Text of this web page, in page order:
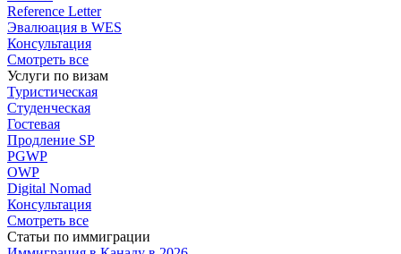
Reference Letter
Эвалюация в WES
Консультация
Смотреть все
Услуги по визам
Туристическая
Студенческая
Гостевая
Продление SP
PGWP
OWP
Digital Nomad
Консультация
Смотреть все
Статьи по иммиграции